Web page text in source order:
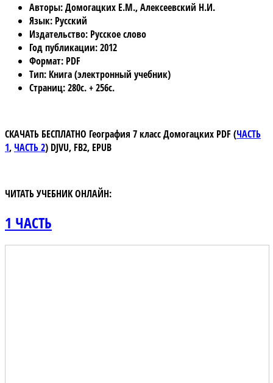
Авторы: Домогацких Е.М., Алексеевский Н.И.
Язык: Русский
Издательство: Русское слово
Год публикации: 2012
Формат: PDF
Тип: Книга (электронный учебник)
Страниц: 280с. + 256с.
СКАЧАТЬ БЕСПЛАТНО География 7 класс Домогацких PDF(ЧАСТЬ
1, ЧАСТЬ 2) DJVU, FB2, EPUB
ЧИТАТЬ УЧЕБНИК ОНЛАЙН:
1 ЧАСТЬ